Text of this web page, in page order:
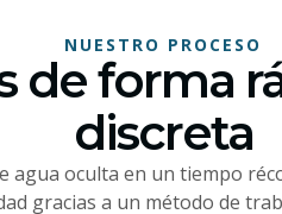
NUESTRO PROCESO
de forma
discreta
agua oculta en un tiempo
gracias a un método de